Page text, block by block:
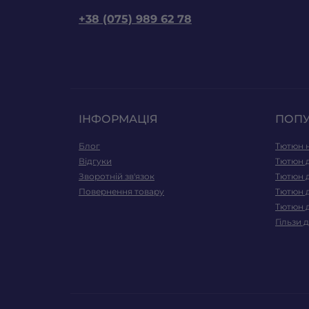
+38 (075) 989 62 78
ІНФОРМАЦІЯ
Блог
Відгуки
Зворотній зв'язок
Повернення товару
Тютюн
Тютюн
Тютюн
Тютюн
Тютюн
Гільзи